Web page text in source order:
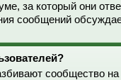
за который они
сообщений
сообщество